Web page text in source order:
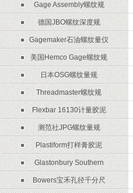
Gage Assembly螺纹规
德国JBO螺纹深度规
Gagemaker石油螺纹量仪
美国Hemco Gage螺纹规
日本OSG螺纹量规
Threadmaster螺纹规
Flexbar 16130计量胶泥
测范社JPG螺纹量规
Plastiform打样膏胶泥
Glastonbury Southern
Bowers宝禾孔径千分尺